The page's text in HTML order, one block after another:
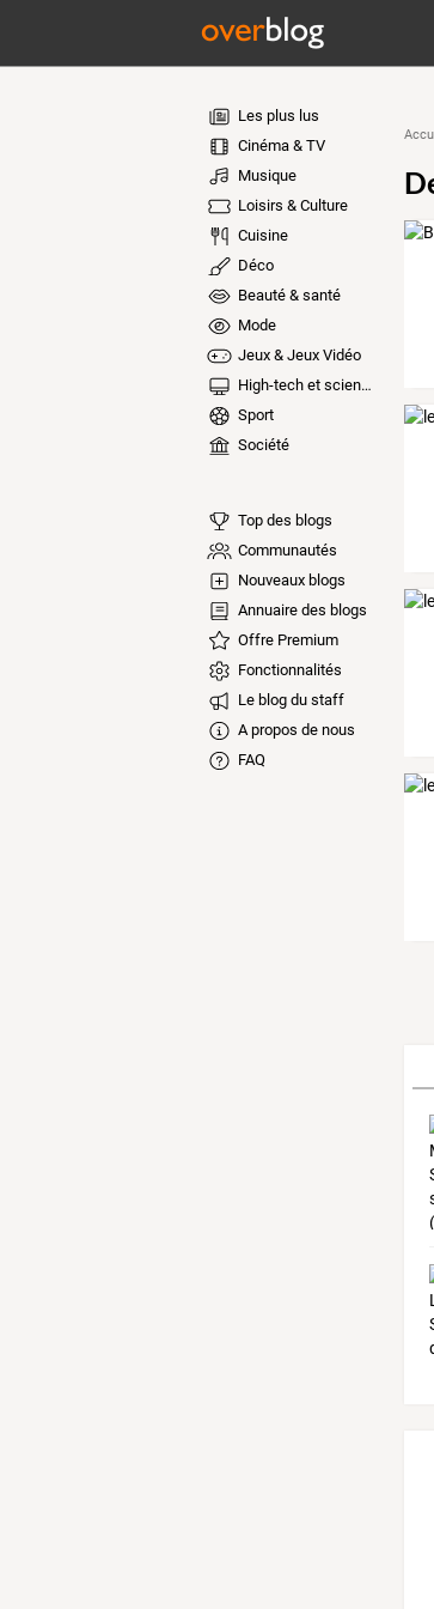
Les plus lus
Cinéma & TV
Musique
Loisirs & Culture
Cuisine
Déco
Beauté & santé
Mode
Jeux & Jeux Vidéo
High-tech et sciences
Sport
Société
Top des blogs
Communautés
Nouveaux blogs
Annuaire des blogs
Offre Premium
Fonctionnalités
Le blog du staff
A propos de nous
FAQ